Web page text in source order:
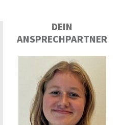
DEIN
ANSPRECHPARTNER